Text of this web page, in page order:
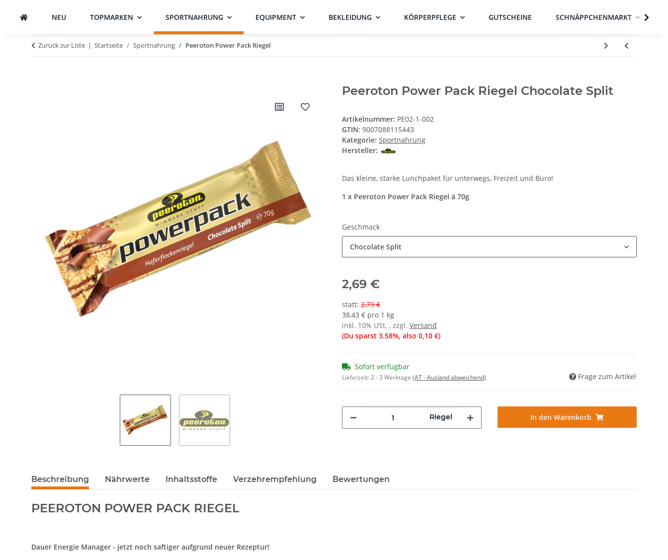
NEU TOPMARKEN SPORTNAHRUNG EQUIPMENT BEKLEIDUNG KÖRPERPFLEGE GUTSCHEINE SCHNÄPPCHENMARKT
Zurück zur Liste Startseite Sportnahrung Peeroton Power Pack Riegel
Peeroton Power Pack Riegel Chocolate Split
Artikelnummer: PE02-1-002
GTIN: 9007088115443
Kategorie: Sportnahrung
Hersteller:
Das kleine, starke Lunchpaket für unterwegs, Freizeit und Büro!
1 x Peeroton Power Pack Riegel á 70g
Geschmack
Chocolate Split
2,69 €
statt: 2,79 €
38,43 € pro 1 kg
inkl. 10% USt. , zzgl. Versand
(Du sparst 3.58%, also 0,10 €)
Sofort verfügbar
Lieferzeit:2 - 3 Werktage (AT - Ausland abweichend) Frage zum Artikel
Riegel In den Warenkorb
Beschreibung Nährwerte Inhaltsstoffe Verzehrempfehlung Bewertungen
PEEROTON POWER PACK RIEGEL
Dauer Energie Manager - jetzt noch saftiger aufgrund neuer Rezeptur!